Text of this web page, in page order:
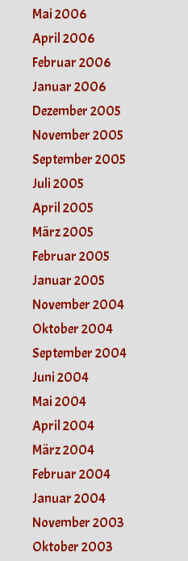
Mai 2006
April 2006
Februar 2006
Januar 2006
Dezember 2005
November 2005
September 2005
Juli 2005
April 2005
März 2005
Februar 2005
Januar 2005
November 2004
Oktober 2004
September 2004
Juni 2004
Mai 2004
April 2004
März 2004
Februar 2004
Januar 2004
November 2003
Oktober 2003